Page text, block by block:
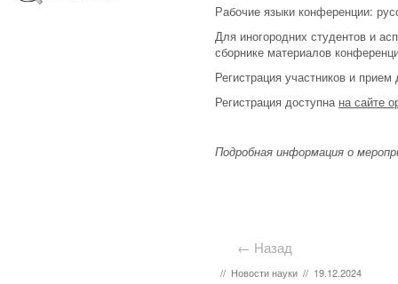
Рабочие языки конференции:
Для иногородних студентов и
сборнике материалов
Регистрация участников и
Регистрация доступна на сайте
Подробная информация о
← Назад
// Новости науки // 19.12.2024